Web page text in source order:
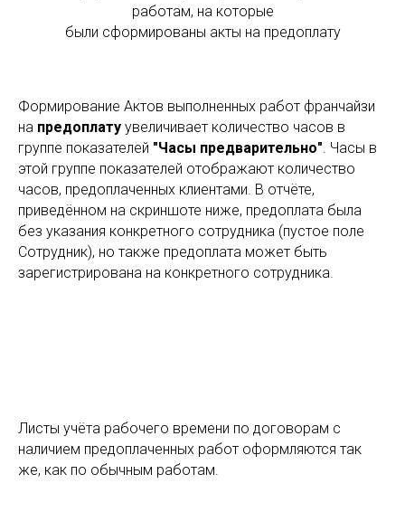
работам, на которые
были сформированы акты на предоплату
Формирование Актов выполненных работ франчайзи
на предоплату увеличивает количество часов в
группе показателей "Часы предварительно" . Часы в
этой группе показателей отображают количество
часов, предоплаченных клиентами. В отчёте,
приведённом на скриншоте ниже, предоплата была
без указания конкретного сотрудника (пустое поле
Сотрудник), но также предоплата может быть
зарегистрирована на конкретного сотрудника.
Листы учёта рабочего времени по договорам с
наличием предоплаченных работ оформляются так
же, как по обычным работам.